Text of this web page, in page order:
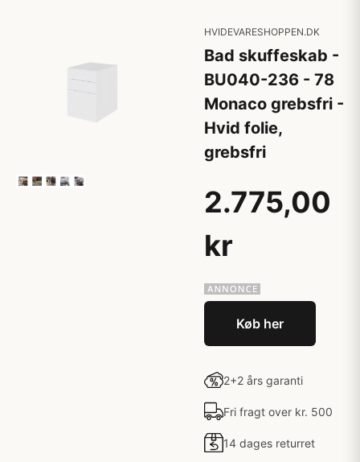
HVIDEVARESHOPPEN.DK
Bad skuffeskab -
BU040-236 - 78
Monaco grebsfri -
Hvid folie,
grebsfri
2.775,00
kr
Køb her
2+2 års garanti
Fri fragt over kr. 500
14 dages returret